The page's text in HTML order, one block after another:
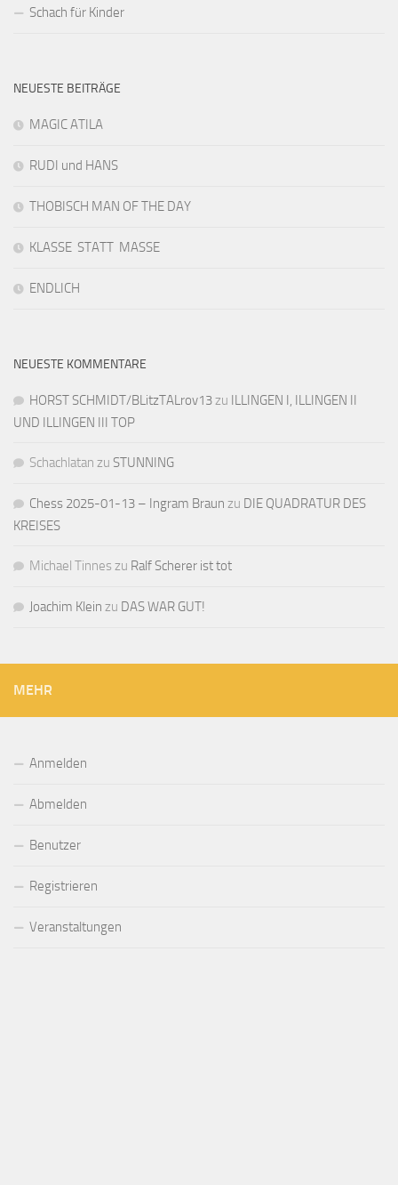
Schach für Kinder
NEUESTE BEITRÄGE
MAGIC ATILA
RUDI und HANS
THOBISCH MAN OF THE DAY
KLASSE STATT MASSE
ENDLICH
NEUESTE KOMMENTARE
HORST SCHMIDT/BLitzTALrov13zu ILLINGEN I, ILLINGEN II
UND ILLINGEN III TOP
Schachlatan zu STUNNING
Chess 2025-01-13 – Ingram Braun zu DIE QUADRATUR DES
KREISES
Michael Tinnes zu Ralf Scherer ist tot
Joachim Klein zu DAS WAR GUT!
MEHR
Anmelden
Abmelden
Benutzer
Registrieren
Veranstaltungen